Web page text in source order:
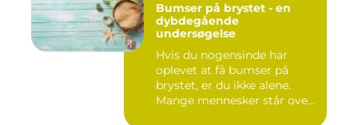
Bumser på brystet - en
dybdegående
undersøgelse
Hvis du nogensinde har
oplevet at få bumser på
brystet, er du ikke alene.
Mange mennesker står over